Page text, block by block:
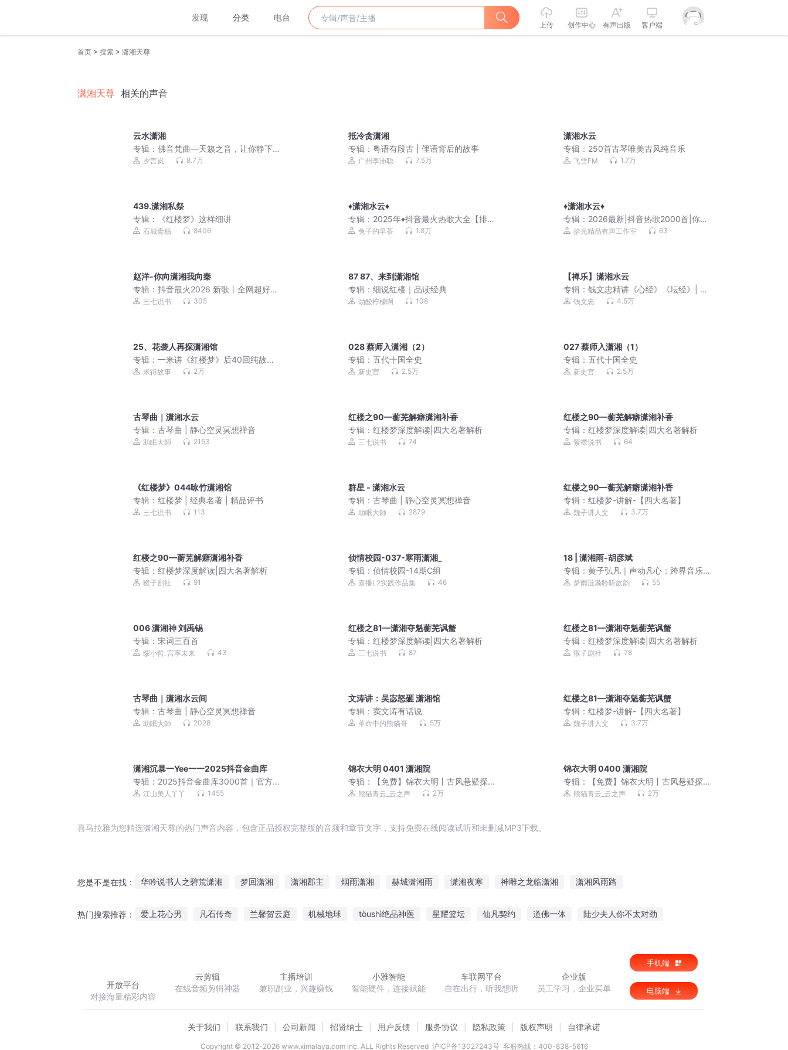
发现 分类 电台
上传 创作中心 有声出版 客户端
首页 > 搜索 > 潇湘天尊
潇湘天尊 相关的声音
云水潇湘
专辑： 佛音梵曲—天籁之音，让你静下
来 夕言岚 8.7万
抵冷贪潇湘
专辑：粤语有段古 | 俚语背后的故事
广州李沛聪 7.5万
潇湘水云
专辑： 250首古琴唯美古风纯音乐
飞雪FM 1.7万
439.潇湘私祭
专辑：
《红楼梦》这样细讲
石城青杨 8406
♦️潇湘水云♦️
专辑： 2025年♦️抖音最火热歌大全【排
行榜】600首
兔子的早茶 1.8万
♦️潇湘水云♦️
专辑： 2026最新|抖音热歌2000首|你想
听的这都有
拾光精品有声工作室 63
赵洋-你向潇湘我向秦
专辑： 抖音最火2026 新歌丨全网超好听
爆款音乐丨车载
三七说书 305
87 87、来到潇湘馆
专辑：细说红楼｜品读经典
劲酸柠檬啊 108
【禅乐】潇湘水云
专辑：钱文忠精讲《心经》《坛经》| 全
文逐句解读+禅乐+原文诵读
钱文忠 4.5万
25、花袭人再探潇湘馆
专辑： 一米讲《红楼梦》后40回纯故事
免费版 无门槛收听
米得故事 2万
028 蔡师入潇湘（2）
专辑： 五代十国全史
新史官 2.5万
027 蔡师入潇湘（1）
专辑： 五代十国全史
新史官 2.5万
古琴曲｜潇湘水云
专辑： 古琴曲 | 静心空灵冥想禅音
助眠大師 2153
红楼之90—蘅芜解癖潇湘补香
专辑：红楼梦深度解读|四大名著解析
三七说书 74
红楼之90—蘅芜解癖潇湘补香
专辑：红楼梦深度解读|四大名著解析
紫襟说书 64
《红楼梦》044咏竹潇湘馆
专辑： 红楼梦 | 经典名著 | 精品评书
三七说书 113
群星 - 潇湘水云
专辑：古琴曲 | 静心空灵冥想禅音
助眠大師 2879
红楼之90—蘅芜解癖潇湘补香
专辑：红楼梦-讲解-【四大名著】
魏子讲人文 3.7万
红楼之90—蘅芜解癖潇湘补香
专辑： 红楼梦深度解读|四大名著解析
猴子剧社 91
侦情校园-037-寒雨潇湘_
专辑：侦情校园-14期C组
喜播L2实践作品集 46
18 | 潇湘雨-胡彦斌
专辑：黄子弘凡｜声动凡心：跨界音乐
盛宴梦雨涟漪聆听歆韵 55
006 潇湘神 刘禹锡
专辑： 宋词三百首
缪小哲_宫享未来 43
红楼之81—潇湘夺魁蘅芜讽蟹
专辑：红楼梦深度解读|四大名著解析
三七说书 87
红楼之81—潇湘夺魁蘅芜讽蟹
专辑：红楼梦深度解读|四大名著解析
猴子剧社 78
古琴曲｜潇湘水云间
专辑： 古琴曲 | 静心空灵冥想禅音
助眠大師 2028
文涛讲：吴宓怒砸 潇湘馆
专辑：窦文涛有话说
革命中的熊猫哥 5万
红楼之81—潇湘夺魁蘅芜讽蟹
专辑：红楼梦-讲解-【四大名著】
魏子讲人文 3.7万
潇湘沉暴一Yee一一2025抖音金曲库
专辑： 2025抖音金曲库3000首｜官方
热歌排行榜｜持更
江山美人丫丫 1455
锦衣大明 0401 潇湘院
专辑：
【免费】锦衣大明丨古风悬疑探
案丨明朝版刑宋丨精品多播
熊猫青云_云之声 2万
锦衣大明 0400 潇湘院
专辑：
【免费】锦衣大明丨古风悬疑探
案丨明朝版刑宋丨精品多播
熊猫青云_云之声 2万
喜马拉雅为您精选潇湘天尊的热门声音内容，包含正品授权完整版的音频和章节文字，支持免费在线阅读试听和未删减MP3下载。
您是不是在找： 华吟说书人之碧荒潇湘 梦回潇湘 潇湘郡主 烟雨潇湘 赫城潇湘雨 潇湘夜寒 神雕之龙临潇湘 潇湘风雨路
热门搜索推荐： 爱上花心男 凡石传奇 兰馨贺云庭 机械地球 tòushì绝品神医 星耀篮坛 仙凡契约 道佛一体 陆少夫人你不太对劲
开放平台
对接海量精彩内容
云剪辑
在线音频剪辑神器
主播培训
兼职副业，兴趣赚钱
小雅智能
智能硬件，连接赋能
车联网平台
自在出行，听我想听
企业版
员工学习，企业买单
手机端
电脑端
关于我们 联系我们 公司新闻 招贤纳士 用户反馈 服务协议 隐私政策 版权声明 自律承诺
Copyright © 2012-2026www.ximalaya.com lnc. ALL Rights Reserved 沪ICP备13027243号 客服热线：400-838-5616